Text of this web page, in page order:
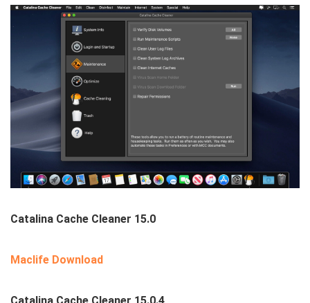
Catalina Cache Cleaner 15.0
Maclife Download
Catalina Cache Cleaner 15.0.4